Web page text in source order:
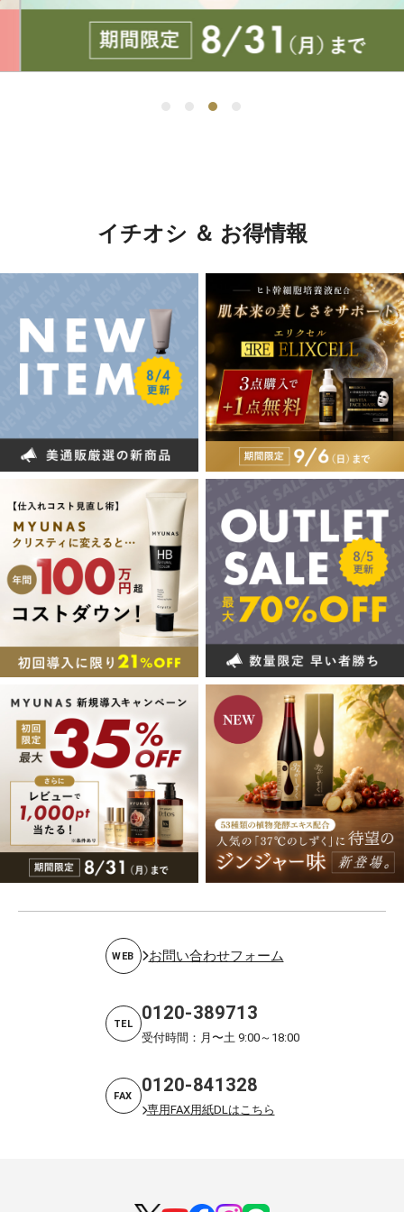
イチオシ ＆ お得情報
WEB お問い合わせフォーム
TEL 0120-389713
受付時間：月〜土 9:00～18:00
FAX 0120-841328
専用FAX用紙DLはこちら